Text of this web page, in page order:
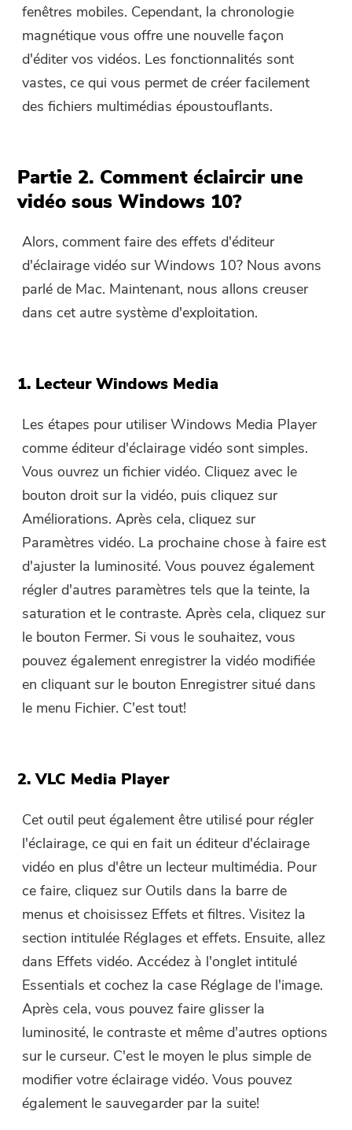
fenêtres mobiles. Cependant, la chronologie
magnétique vous offre une nouvelle façon
d'éditer vos vidéos. Les fonctionnalités sont
vastes, ce qui vous permet de créer facilement
des fichiers multimédias époustouflants.
Partie 2. Comment éclaircir une
vidéo sous Windows 10?
Alors, comment faire des effets d'éditeur
d'éclairage vidéo sur Windows 10? Nous avons
parlé de Mac. Maintenant, nous allons creuser
dans cet autre système d'exploitation.
1. Lecteur Windows Media
Les étapes pour utiliser Windows Media Player
comme éditeur d'éclairage vidéo sont simples.
Vous ouvrez un fichier vidéo. Cliquez avec le
bouton droit sur la vidéo, puis cliquez sur
Améliorations. Après cela, cliquez sur
Paramètres vidéo. La prochaine chose à faire est
d'ajuster la luminosité. Vous pouvez également
régler d'autres paramètres tels que la teinte, la
saturation et le contraste. Après cela, cliquez sur
le bouton Fermer. Si vous le souhaitez, vous
pouvez également enregistrer la vidéo modifiée
en cliquant sur le bouton Enregistrer situé dans
le menu Fichier. C'est tout!
2. VLC Media Player
Cet outil peut également être utilisé pour régler
l'éclairage, ce qui en fait un éditeur d'éclairage
vidéo en plus d'être un lecteur multimédia. Pour
ce faire, cliquez sur Outils dans la barre de
menus et choisissez Effets et filtres. Visitez la
section intitulée Réglages et effets. Ensuite, allez
dans Effets vidéo. Accédez à l'onglet intitulé
Essentials et cochez la case Réglage de l'image.
Après cela, vous pouvez faire glisser la
luminosité, le contraste et même d'autres options
sur le curseur. C'est le moyen le plus simple de
modifier votre éclairage vidéo. Vous pouvez
également le sauvegarder par la suite!
applications iMyMac.
téléchargé et utilisé que sur
Mac. Vous pouvez saisir votre
adresse e-mail pour obtenir le
lien de téléchargement et le code
de réduction. Si vous souhaitez
boutique
Veuillez saisir une adresse e-mail
Soumettre
Le lien de téléchargement et le code
adresse électronique
user@email.com. Vous pouvez
également cliquer sur le bouton pour
acheter le logiciel directement.
Acheter